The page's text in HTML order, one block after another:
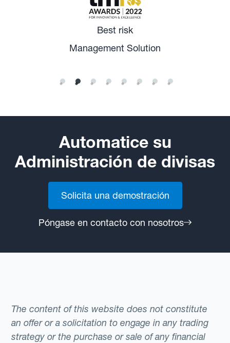
Best risk
Management Solution
Automatice su
Administración de divisas
Solicita una demostración
Póngase en contacto con nosotros
The content of this website does not constitute
an offer or a solicitation to engage in any trading
strategy or the purchase or sale of any financial